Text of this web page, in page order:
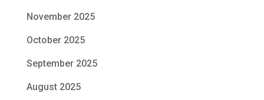
November 2025
October 2025
September 2025
August 2025